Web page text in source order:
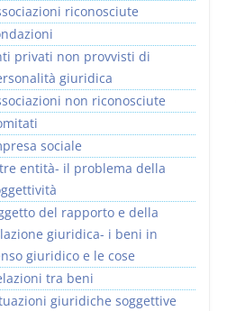
riconosciute
privati non provvisti di
giuridica
non riconosciute
sociale
entità- il problema della
del rapporto e della
giuridica- i beni in
giuridico e le cose
tra beni
giuridiche soggettive